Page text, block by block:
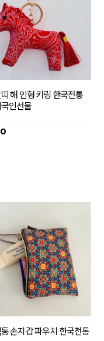
해 인형 키링 한국전통
인선물
손지갑 파우치 한국전통